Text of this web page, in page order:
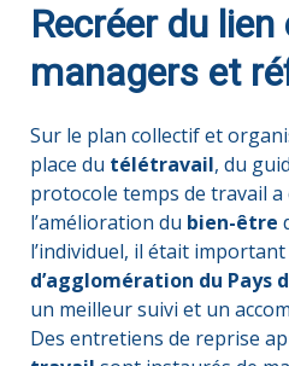
Recréer du
managers et
Sur le plan collectif et
place du télétravail, du
protocole temps de travail a
l’amélioration du bien-être
l’individuel, il était
d’agglomération du Pays
un meilleur suivi et un
Des entretiens de reprise